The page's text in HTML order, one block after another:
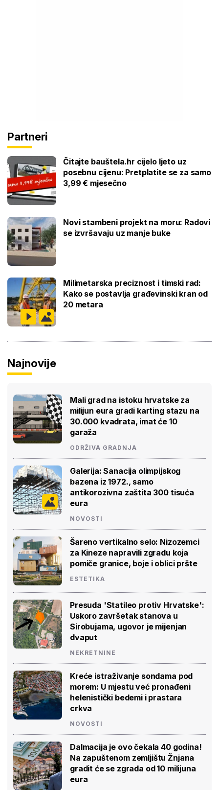
Partneri
Čitajte bauštela.hr cijelo ljeto uz
posebnu cijenu: Pretplatite se za samo
3,99 € mjesečno
Novi stambeni projekt na moru: Radovi
se izvršavaju uz manje buke
Milimetarska preciznost i timski rad:
Kako se postavlja građevinski kran od
20 metara
Najnovije
Mali grad na istoku hrvatske za
milijun eura gradi karting stazu na
30.000 kvadrata, imat će 10
garaža
ODRŽIVA GRADNJA
Galerija: Sanacija olimpijskog
bazena iz 1972., samo
antikorozivna zaštita 300 tisuća
eura
NOVOSTI
Šareno vertikalno selo: Nizozemci
za Kineze napravili zgradu koja
pomiče granice, boje i oblici pršte
ESTETIKA
Presuda 'Statileo protiv Hrvatske':
Uskoro završetak stanova u
Sirobujama, ugovor je mijenjan
dvaput
NEKRETNINE
Kreće istraživanje sondama pod
morem: U mjestu već pronađeni
helenistički bedemi i prastara
crkva
NOVOSTI
Dalmacija je ovo čekala 40 godina!
Na zapuštenom zemljištu Žnjana
gradit će se zgrada od 10 milijuna
eura